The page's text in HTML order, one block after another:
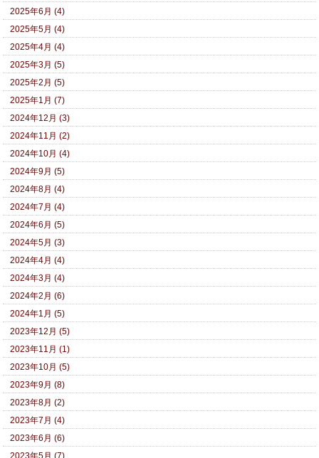
2025年6月 (4)
2025年5月 (4)
2025年4月 (4)
2025年3月 (5)
2025年2月 (5)
2025年1月 (7)
2024年12月 (3)
2024年11月 (2)
2024年10月 (4)
2024年9月 (5)
2024年8月 (4)
2024年7月 (4)
2024年6月 (5)
2024年5月 (3)
2024年4月 (4)
2024年3月 (4)
2024年2月 (6)
2024年1月 (5)
2023年12月 (5)
2023年11月 (1)
2023年10月 (5)
2023年9月 (8)
2023年8月 (2)
2023年7月 (4)
2023年6月 (6)